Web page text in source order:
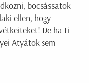
bocsássatok
ellen, hogy
De ha ti
Atyátok sem